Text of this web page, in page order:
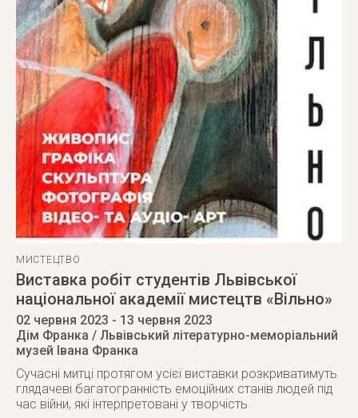
МИСТЕЦТВО
Виставка робіт студентів Львівської
національної академії мистецтв «Вільно»
02 червня 2023 - 13 червня 2023
Дім Франка / Львівський літературно-меморіальний
музей Івана Франка
Сучасні митці протягом усієї виставки розкриватимуть
глядачеві багатогранність емоційних станів людей під
час війни, які інтерпретовані у творчість